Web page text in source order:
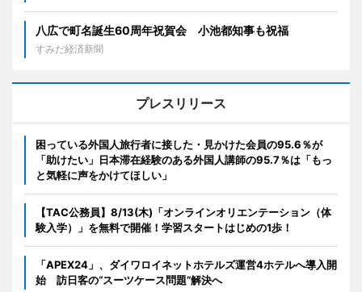
八広で町名誕生60周年祝賀会 小池都知事も祝福
すみだ経済新聞
プレスリリース
困っている外国人旅行者に接した・見かけた会員の95.6％が
「助けたい」日本滞在経験のある外国人講師の95.7％は「もっ
と気軽に声をかけてほしい」
【TAC公務員】8/13(木)「オンラインオリエンテーション（体
験入学）」を無料で開催！学習スタートはじめの1歩！
「APEX24」、ダイワロイネットホテルズ運営4ホテルへ導入開
始 訪日客の“スーツケース問題”解決へ